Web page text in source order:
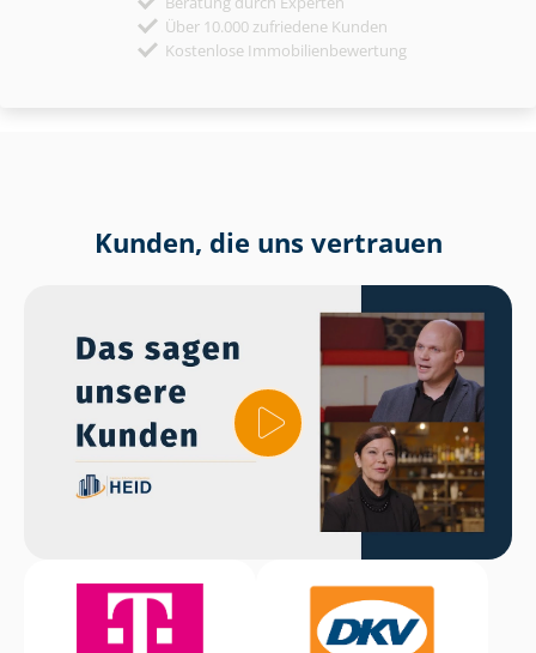
Über 10.000 zufriedene Kunden
Kostenlose Immobilienbewertung
Kunden, die uns vertrauen